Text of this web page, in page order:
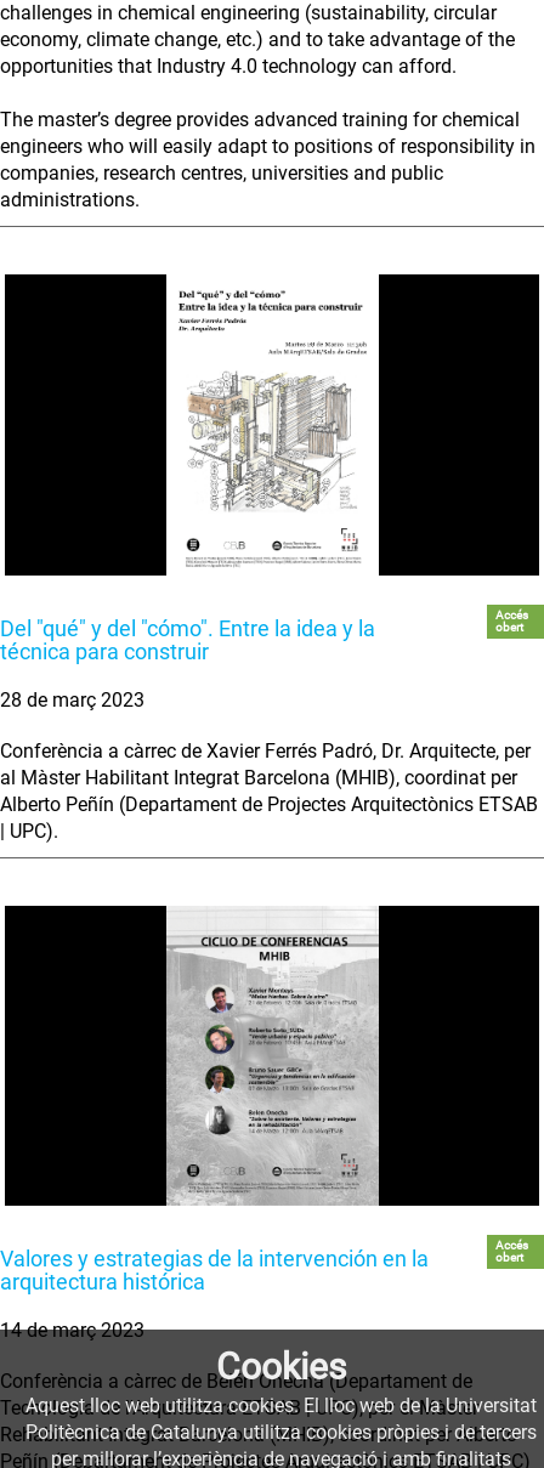
challenges in chemical engineering (sustainability, circular
economy, climate change, etc.) and to take advantage of the
opportunities that Industry 4.0 technology can afford.
The master’s degree provides advanced training for chemical
engineers who will easily adapt to positions of responsibility in
companies, research centres, universities and public
administrations.
Del "qué" y del "cómo". Entre la idea y la
técnica para construir
Accés
obert
28 de març 2023
Conferència a càrrec de Xavier Ferrés Padró, Dr. Arquitecte, per
al Màster Habilitant Integrat Barcelona (MHIB), coordinat per
Alberto Peñín (Departament de Projectes Arquitectònics ETSAB
| UPC).
Valores y estrategias de la intervención en la
arquitectura histórica
Accés
obert
14 de març 2023
Conferència a càrrec de Belén Onecha (Departament de
Tecnología de l'Arquitectura ETSAB | UPC), per el Màster
Rehabilitant Integrat Barcelona (MHIB), coordinat per Alberto
Peñín (Departament de Projectes Arquitectònics ETSAB | UPC)
Cookies
Aquest lloc web utilitza cookies. El lloc web de la Universitat
Politècnica de Catalunya utilitza cookies pròpies i de tercers
per millorar l’experiència de navegació i amb finalitats